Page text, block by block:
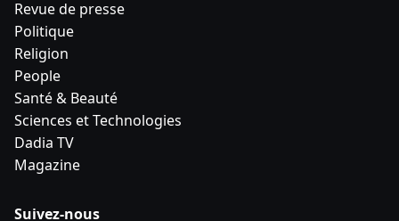
Revue de presse
Politique
Religion
People
Santé & Beauté
Sciences et Technologies
Dadia TV
Magazine
Suivez-nous